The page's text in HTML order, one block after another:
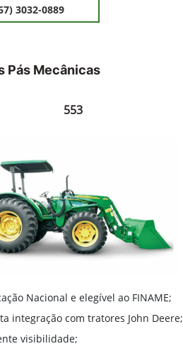
3032-0889
Pás Mecânicas
553
Nacional e elegível ao FINAME;
integração com tratores John Deere;
visibilidade;